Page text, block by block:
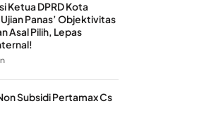
Ketua DPRD Kota
Panas’ Objektivitas
Asal Pilih, Lepas
Subsidi Pertamax Cs